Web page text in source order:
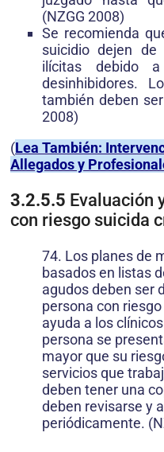
(NZGG 2008)
Se recomienda
suicidio dejen
ilícitas debido
desinhibidores.
también deben
2008)
(Lea También:
Allegados y
3.2.5.5 Evaluación
con riesgo suicida
74. Los planes de
basados en listas
agudos deben ser
persona con
ayuda a los
persona se
mayor que su
servicios que
deben tener una
deben revisarse y
periódicamente.